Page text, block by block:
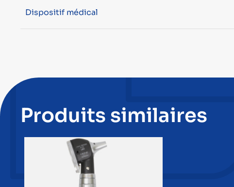
Dispositif médical
Produits similaires